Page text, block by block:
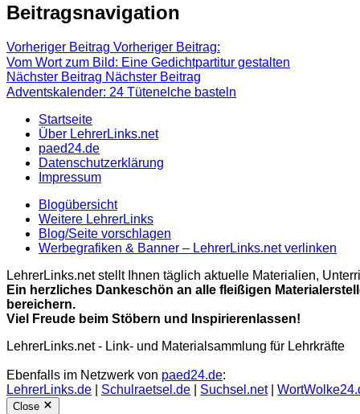
Beitragsnavigation
Vorheriger Beitrag Vorheriger Beitrag:
Vom Wort zum Bild: Eine Gedichtpartitur gestalten
Nächster Beitrag Nächster Beitrag
Adventskalender: 24 Tütenelche basteln
Startseite
Über LehrerLinks.net
paed24.de
Datenschutzerklärung
Impressum
Blogübersicht
Weitere LehrerLinks
Blog/Seite vorschlagen
Werbegrafiken & Banner – LehrerLinks.net verlinken
LehrerLinks.net stellt Ihnen täglich aktuelle Materialien,
Ein herzliches Dankeschön an alle fleißigen
bereichern.
Viel Freude beim Stöbern und Inspirierenlassen!
LehrerLinks.net - Link- und Materialsammlung für Lehrkräfte
Ebenfalls im Netzwerk von paed24.de:
LehrerLinks.de
Schulraetsel.de Suchsel.net|
Close